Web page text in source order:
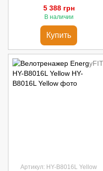
5 388 грн
В наличии
Купить
Артикул: HY-B8016L Yellow